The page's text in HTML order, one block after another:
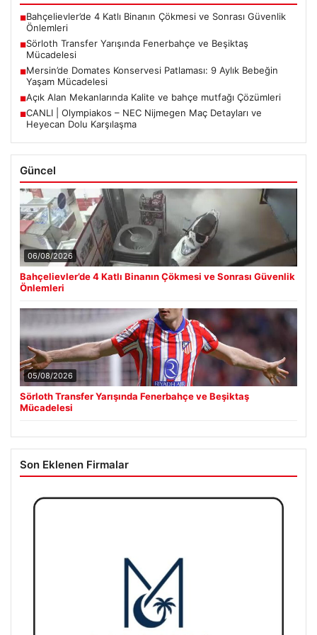
■Bahçelievler’de 4 Katlı Binanın Çökmesi ve Sonrası Güvenlik
Önlemleri
■Sörloth Transfer Yarışında Fenerbahçe ve Beşiktaş
Mücadelesi
■Mersin’de Domates Konservesi Patlaması: 9 Aylık Bebeğin
Yaşam Mücadelesi
■Açık Alan Mekanlarında Kalite ve bahçe mutfağı Çözümleri
■CANLI | Olympiakos – NEC Nijmegen Maç Detayları ve
Heyecan Dolu Karşılaşma
Güncel
06/08/2026
Bahçelievler’de 4 Katlı Binanın Çökmesi ve Sonrası Güvenlik
Önlemleri
05/08/2026
Sörloth Transfer Yarışında Fenerbahçe ve Beşiktaş
Mücadelesi
Son Eklenen Firmalar